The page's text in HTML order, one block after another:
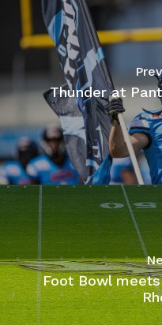
Thunder at
Foot Bowl